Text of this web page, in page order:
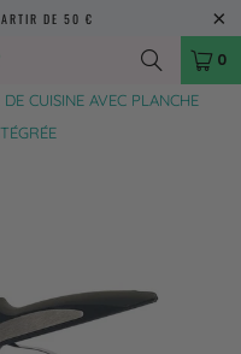
DE 50 €
0
DE CUISINE AVEC PLANCHE